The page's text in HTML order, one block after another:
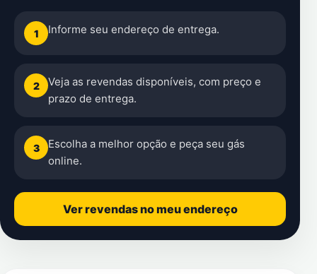
1 Informe seu endereço de entrega.
2
Veja as revendas disponíveis, com preço e
prazo de entrega.
3
Escolha a melhor opção e peça seu gás
online.
Ver revendas no meu endereço